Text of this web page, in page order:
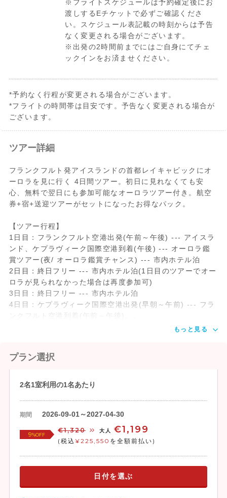
※フライトスケジュールは予約確定後にお
渡しするEチケットで必ずご確認くださ
い。スケジュール表記載の時刻からは予告
なく変更される場合がございます。
※出発の2時間前までにはご自身にてチェ
ックインをお済ませください。
*予約なく行程が変更される場合がございます。
*フライトの時間帯は目安です。予告なく変更される場合が
ございます。
ツアー詳細
フランクフルト発アイスランドの首都レイキャビックにオ
ーロラを見に行く 4日間ツアー。初日に見れなくても安
心、無料で翌日にも参加可能なオーロラツアー付き。航空
券+宿+送迎ツアーがセットになったお得なパック。
【ツアー行程】
1日目：フランクフルト空港出発(午前～午後) --- アイスラ
ンド、ケプラヴィーク国際空港到着(午後) --- オーロラ鑑
賞ツアー(夜/ オーロラ鑑賞チャンス) --- 市内ホテル泊
2日目：終日フリー --- 市内ホテル泊(1日目のツアーでオー
ロラが見られなかった場合は再度参加可)
3日目：終日フリー --- 市内ホテル泊
4日目：ケプラヴィーク国際空港出発(早朝～午前) --- フラ
ンクフルト空港到着(午前～午後)。。
もっと見る
プラン選択
2名1室利用の1名あたり
期間 2026-09-01～2027-04-30
9%OFF
€1,320 大人 €1,199
(税込 ¥225,550 を全額前払い)
日付を選ぶ